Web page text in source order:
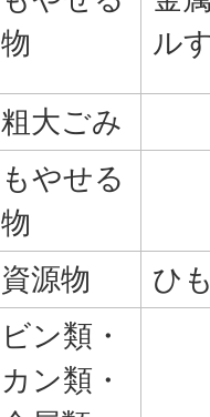
物
ル
粗大ごみ
もやせる
物
資源物 ひ
ビン類・
カン類・